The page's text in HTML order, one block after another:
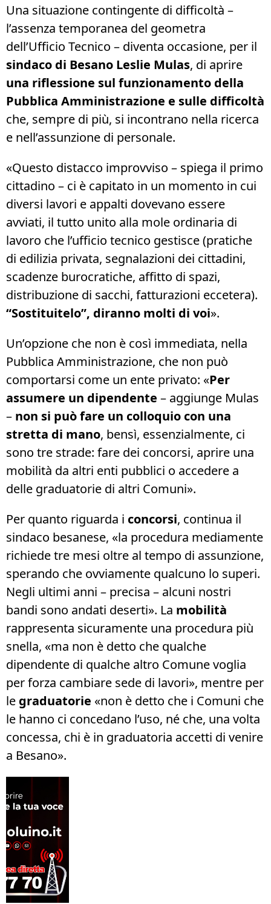
Una situazione contingente di difficoltà –
l’assenza temporanea del geometra
dell’Ufficio Tecnico – diventa occasione, per il
sindaco di Besano Leslie Mulas, di aprire
una riflessione sul funzionamento della
Pubblica Amministrazione e sulle difficoltà
che, sempre di più, si incontrano nella ricerca
e nell’assunzione di personale.
«Questo distacco improvviso – spiega il primo
cittadino – ci è capitato in un momento in cui
diversi lavori e appalti dovevano essere
avviati, il tutto unito alla mole ordinaria di
lavoro che l’ufficio tecnico gestisce (pratiche
di edilizia privata, segnalazioni dei cittadini,
scadenze burocratiche, affitto di spazi,
distribuzione di sacchi, fatturazioni eccetera).
“Sostituitelo”, diranno molti di voi».
Un’opzione che non è così immediata, nella
Pubblica Amministrazione, che non può
comportarsi come un ente privato: «Per
assumere un dipendente – aggiunge Mulas
– non si può fare un colloquio con una
stretta di mano, bensì, essenzialmente, ci
sono tre strade: fare dei concorsi, aprire una
mobilità da altri enti pubblici o accedere a
delle graduatorie di altri Comuni».
Per quanto riguarda i concorsi, continua il
sindaco besanese, «la procedura mediamente
richiede tre mesi oltre al tempo di assunzione,
sperando che ovviamente qualcuno lo superi.
Negli ultimi anni – precisa – alcuni nostri
bandi sono andati deserti». La mobilità
rappresenta sicuramente una procedura più
snella, «ma non è detto che qualche
dipendente di qualche altro Comune voglia
per forza cambiare sede di lavori», mentre per
le graduatorie «non è detto che i Comuni che
le hanno ci concedano l’uso, né che, una volta
concessa, chi è in graduatoria accetti di venire
a Besano».